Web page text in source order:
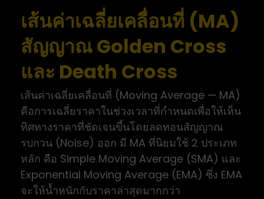
เส้นค่าเฉลี่ยเคลื่อนที่ (MA)
สัญญาณ Golden Cross
และ Death Cross
เส้นค่าเฉลี่ยเคลื่อนที่ (Moving Average — MA)
คือการเฉลี่ยราคาในช่วงเวลาที่กำหนดเพื่อให้เห็น
ทิศทางราคาที่ชัดเจนขึ้นโดยลดทอนสัญญาณ
รบกวน (Noise) ออก มี MA ที่นิยมใช้ 2 ประเภท
หลัก คือ Simple Moving Average (SMA) และ
Exponential Moving Average (EMA) ซึ่ง EMA
จะให้น้ำหนักกับราคาล่าสุดมากกว่า